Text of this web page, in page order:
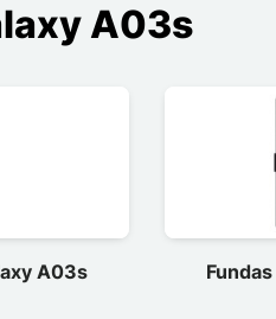
A03s
A03s